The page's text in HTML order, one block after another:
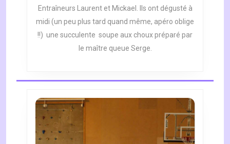
Entraîneurs Laurent et Mickael. Ils ont dégusté à
midi (un peu plus tard quand même, apéro oblige
!!) une succulente soupe aux choux préparé par
le maître queue Serge.